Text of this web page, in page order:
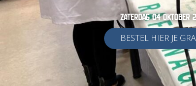
ZATERDAG 04 OKTOBER
BESTEL HIER JE